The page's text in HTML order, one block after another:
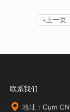
«上一页
联系我们
地址：Cụm